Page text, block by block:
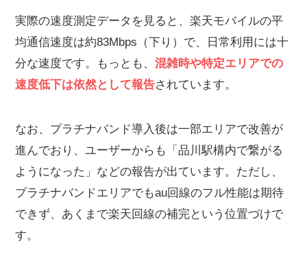
実際の速度測定データを見ると、楽天モバイルの平
均通信速度は約83Mbps（下り）で、日常利用には十
分な速度です。もっとも、 混雑時や特定エリアでの
速度低下は依然として報告されています。
なお、プラチナバンド導入後は一部エリアで改善が
進んでおり、ユーザーからも「品川駅構内で繋がる
ようになった」などの報告が出ています。ただし、
プラチナバンドエリアでもau回線のフル性能は期待
できず、あくまで楽天回線の補完という位置づけで
す。